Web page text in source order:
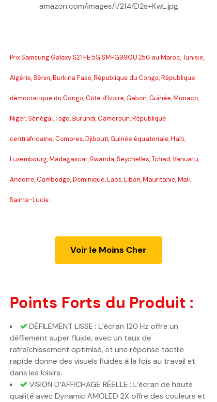
amazon.com/images/I/214fD2s+KwL.jpg
Prix Samsung Galaxy S21 FE 5G SM-G990U 256 au Maroc, Tunisie,
Algérie, Bénin, Burkina Faso, République du Congo, République
démocratique du Congo, Côte d’Ivoire, Gabon, Guinée, Monaco,
Niger, Sénégal, Togo, Burundi, Cameroun, République
centrafricaine, Comores, Djibouti, Guinée équatoriale, Haïti,
Luxembourg, Madagascar, Rwanda, Seychelles, Tchad, Vanuatu,
Andorre, Cambodge, Dominique, Laos, Liban, Mauritanie, Mali,
Sainte-Lucie :
Voir le Moins Cher
Points Forts du Produit :
DÉFILEMENT LISSE : L’écran 120 Hz offre un
défilement super fluide, avec un taux de
rafraîchissement optimisé, et une réponse tactile
rapide donne des visuels fluides à la fois au travail et
dans les loisirs.
VISION D’AFFICHAGE RÉELLE : L’écran de haute
qualité avec Dynamic AMOLED 2X offre des couleurs et